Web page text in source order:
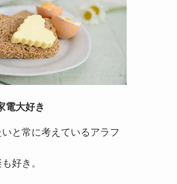
電大好き
と常に考えているアラフ
好き。